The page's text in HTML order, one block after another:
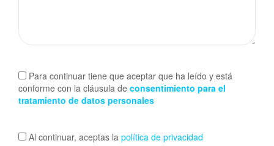
Para continuar tiene que aceptar que ha leído y está
conforme con la cláusula de consentimiento para el
tratamiento de datos personales
Al continuar, aceptas la política de privacidad